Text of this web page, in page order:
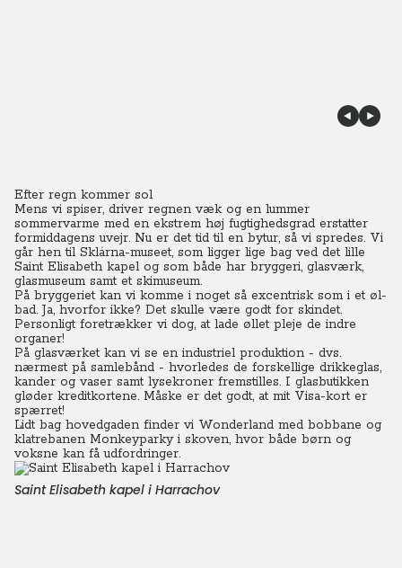
Efter regn kommer sol
Mens vi spiser, driver regnen væk og en lummer
sommervarme med en ekstrem høj fugtighedsgrad erstatter
formiddagens uvejr. Nu er det tid til en bytur, så vi spredes. Vi
går hen til Sklárna-museet, som ligger lige bag ved det lille
Saint Elisabeth kapel og som både har bryggeri, glasværk,
glasmuseum samt et skimuseum.
På bryggeriet kan vi komme i noget så excentrisk som i et øl-
bad. Ja, hvorfor ikke? Det skulle være godt for skindet.
Personligt foretrækker vi dog, at lade øllet pleje de indre
organer!
På glasværket kan vi se en industriel produktion - dvs.
nærmest på samlebånd - hvorledes de forskellige drikkeglas,
kander og vaser samt lysekroner fremstilles. I glasbutikken
gløder kreditkortene. Måske er det godt, at mit Visa-kort er
spærret!
Lidt bag hovedgaden finder vi Wonderland med bobbane og
klatrebanen Monkeyparky i skoven, hvor både børn og
voksne kan få udfordringer.
Saint Elisabeth kapel i Harrachov